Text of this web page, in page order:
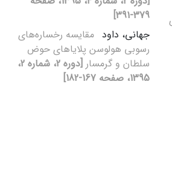
379-391]
جهانی، داود مقایسه رخساره‌های
رسوبی هولوسن پلایاهای حوض
سلطان و گرمسار
[دوره 2، شماره 2،
1395، صفحه 167-182]